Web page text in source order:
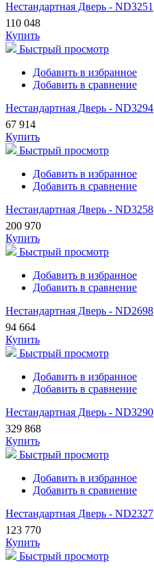
Нестандартная Дверь - ND3251
110 048
Купить
Быстрый просмотр
Добавить в избранное
Добавить в сравнение
Нестандартная Дверь - ND3294
67 914
Купить
Быстрый просмотр
Добавить в избранное
Добавить в сравнение
Нестандартная Дверь - ND3258
200 970
Купить
Быстрый просмотр
Добавить в избранное
Добавить в сравнение
Нестандартная Дверь - ND2698
94 664
Купить
Быстрый просмотр
Добавить в избранное
Добавить в сравнение
Нестандартная Дверь - ND3290
329 868
Купить
Быстрый просмотр
Добавить в избранное
Добавить в сравнение
Нестандартная Дверь - ND2327
123 770
Купить
Быстрый просмотр